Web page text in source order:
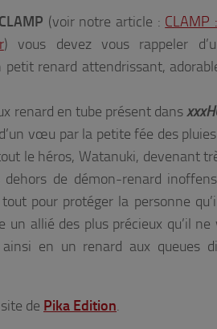
CLAMP (voir notre article : CLAMP
) vous devez vous rappeler
renard attendrissant,
renard en tube présent dans
vœu par la petite fée des
le héros, Watanuki, devenant
de démon-renard
pour protéger la personne
allié des plus précieux qu’il
en un renard aux queues
de Pika Edition.